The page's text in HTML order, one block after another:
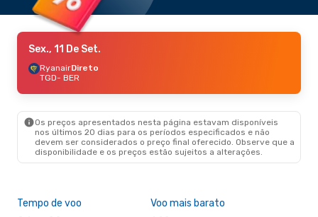
Sex., 11 De Set.
RyanairDireto
TGD- BER
Os preços apresentados nesta página estavam disponíveis
nos últimos 20 dias para os períodos especificados e não
devem ser considerados o preço final oferecido. Observe que a
disponibilidade e os preços estão sujeitos a alterações.
Tempo de voo Voo mais barato